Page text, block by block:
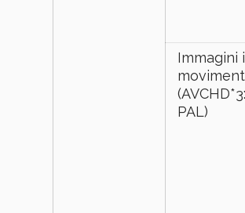
Immagini
PAL)